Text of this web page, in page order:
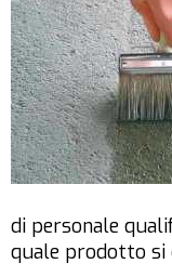
di personale
quale prodotto